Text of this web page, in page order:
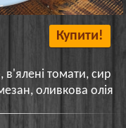
Купити!
в'ялені томати, сир
оливкова олія